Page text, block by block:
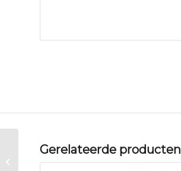
Gerelateerde producten
Ergon zadel SM Pro